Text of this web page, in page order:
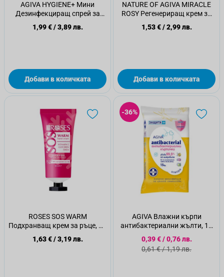
AGIVA HYGIENE+ Мини
Дезинфекциращ спрей за
ръце 70% алк Лайм, 75мл
1,99 €/3,89 лв.
Добави в количката
NATURE OF AGIVA MIRACLE
ROSY Регенериращ крем за
ръце, 75 мл
1,53 €/2,99 лв.
Добави в количката
ROSES SOS WARM
Подхранващ крем за ръце, 50
мл
1,63 €/3,19 лв.
-36%
AGIVA Влажни кърпи
антибактериални жълти, 15
бр.
Специална цена
0,39 €/0,76 лв.
Стандартна цена
0,61 €/1,19 лв.